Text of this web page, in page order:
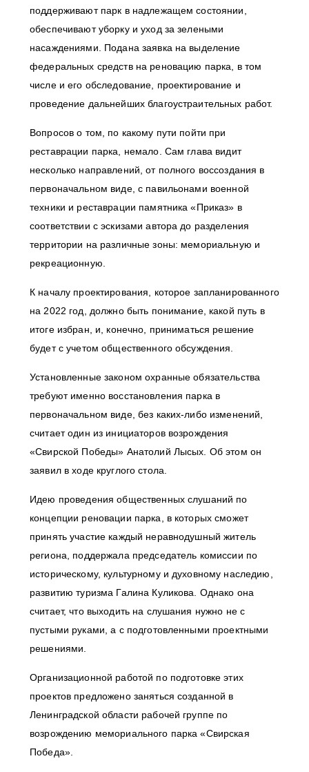
поддерживают парк в надлежащем состоянии,
обеспечивают уборку и уход за зелеными
насаждениями. Подана заявка на выделение
федеральных средств на реновацию парка, в том
числе и его обследование, проектирование и
проведение дальнейших благоустраительных работ.
Вопросов о том, по какому пути пойти при
реставрации парка, немало. Сам глава видит
несколько направлений, от полного воссоздания в
первоначальном виде, с павильонами военной
техники и реставрации памятника «Приказ» в
соответствии с эскизами автора до разделения
территории на различные зоны: мемориальную и
рекреационную.
К началу проектирования, которое запланированного
на 2022 год, должно быть понимание, какой путь в
итоге избран, и, конечно, приниматься решение
будет с учетом общественного обсуждения.
Установленные законом охранные обязательства
требуют именно восстановления парка в
первоначальном виде, без каких-либо изменений,
считает один из инициаторов возрождения
«Свирской Победы» Анатолий Лысых. Об этом он
заявил в ходе круглого стола.
Идею проведения общественных слушаний по
концепции реновации парка, в которых сможет
принять участие каждый неравнодушный житель
региона, поддержала председатель комиссии по
историческому, культурному и духовному наследию,
развитию туризма Галина Куликова. Однако она
считает, что выходить на слушания нужно не с
пустыми руками, а с подготовленными проектными
решениями.
Организационной работой по подготовке этих
проектов предложено заняться созданной в
Ленинградской области рабочей группе по
возрождению мемориального парка «Свирская
Победа».